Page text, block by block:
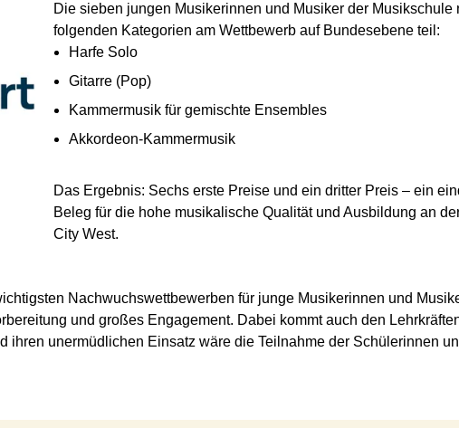
Die sieben jungen Musikerinnen und Musiker der Musikschule
folgenden Kategorien am Wettbewerb auf Bundesebene teil:
Harfe Solo
Gitarre (Pop)
Kammermusik für gemischte Ensembles
Akkordeon-Kammermusik
Das Ergebnis: Sechs erste Preise und ein dritter Preis – ein
Beleg für die hohe musikalische Qualität und Ausbildung an
City West.
Nachwuchswettbewerben für junge Musikerinnen und
und großes Engagement. Dabei kommt auch den
ihren unermüdlichen Einsatz wäre die Teilnahme der Schülerinnen